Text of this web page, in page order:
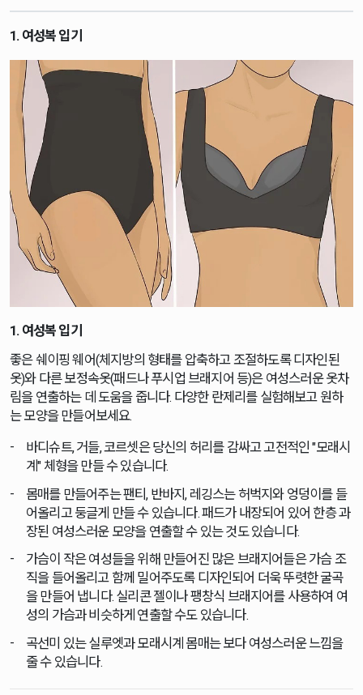
1. 여성복 입기
1. 여성복 입기
좋은 쉐이핑 웨어(체지방의 형태를 압축하고 조절하도록 디자인된
옷)와 다른 보정속옷(패드나 푸시업 브래지어 등)은 여성스러운 옷차
림을 연출하는 데 도움을 줍니다. 다양한 란제리를 실험해보고 원하
는 모양을 만들어보세요.
바디슈트, 거들, 코르셋은 당신의 허리를 감싸고 고전적인 "모래시
계" 체형을 만들 수 있습니다.
몸매를 만들어주는 팬티, 반바지, 레깅스는 허벅지와 엉덩이를 들
어올리고 둥글게 만들 수 있습니다. 패드가 내장되어 있어 한층 과
장된 여성스러운 모양을 연출할 수 있는 것도 있습니다.
가슴이 작은 여성들을 위해 만들어진 많은 브래지어들은 가슴 조
직을 들어올리고 함께 밀어주도록 디자인되어 더욱 뚜렷한 굴곡
을 만들어 냅니다. 실리콘 젤이나 팽창식 브래지어를 사용하여 여
성의 가슴과 비슷하게 연출할 수도 있습니다.
곡선미 있는 실루엣과 모래시계 몸매는 보다 여성스러운 느낌을
줄 수 있습니다.